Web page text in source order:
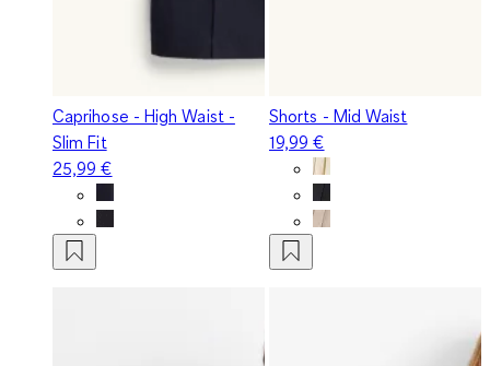
Caprihose - High Waist -
Slim Fit
25,99 €
Shorts - Mid Waist
19,99 €